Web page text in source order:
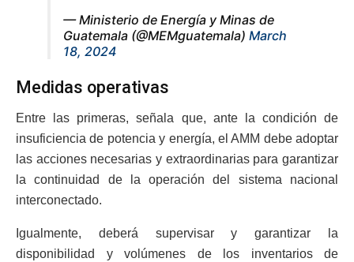
— Ministerio de Energía y Minas de
Guatemala (@MEMguatemala) March
18, 2024
Medidas operativas
Entre las primeras, señala que, ante la condición de
insuficiencia de potencia y energía, el AMM debe adoptar
las acciones necesarias y extraordinarias para garantizar
la continuidad de la operación del sistema nacional
interconectado.
Igualmente, deberá supervisar y garantizar la
disponibilidad y volúmenes de los inventarios de